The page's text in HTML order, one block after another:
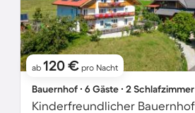
ab 120 € pro Nacht
Bauernhof ∙ 6 Gäste ∙ 2 Schlafzimmer